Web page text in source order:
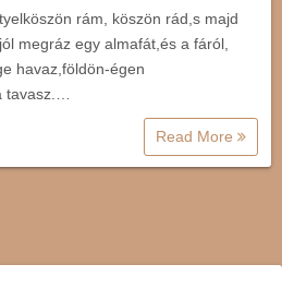
rám, köszön rád,s majd
megráz egy almafát,és a fáról,
havaz,földön-égen
tavasz.…
Read More